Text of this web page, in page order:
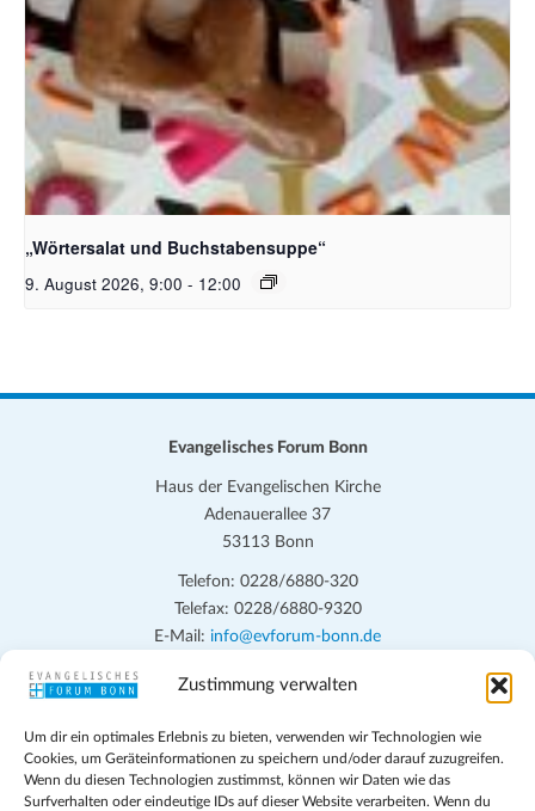
Zustimmung verwalten
Um dir ein optimales Erlebnis zu bieten, verwenden wir Technologien wie
Cookies, um Geräteinformationen zu speichern und/oder darauf zuzugreifen.
Wenn du diesen Technologien zustimmst, können wir Daten wie das
Surfverhalten oder eindeutige IDs auf dieser Website verarbeiten. Wenn du
Bildquelle_ Pixabay Free_Christoph Meinersmann
„Wörtersalat und Buchstabensuppe“
9. August 2026, 9:00 - 12:00
Evangelisches Forum Bonn
Haus der Evangelischen Kirche
Adenauerallee 37
53113 Bonn
Telefon: 0228/6880-320
Telefax: 0228/6880-9320
E-Mail: info@evforum-bonn.de
Das Evangelische Forum Bonn will in seinen zentralen
persönlichen, beruflichen, kirchlichen und öffentlichen Lebens
eingehen, zu offener Begegnung und ehrlicher Auseinandersetzung
anregen und mithelfen, aus der Verheißung des Evangeliums heraus